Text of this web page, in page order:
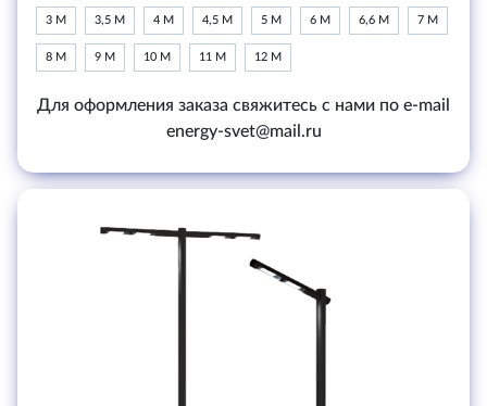
3 М 3,5 М 4 М 4,5 М 5 М 6 М 6,6 М 7 М
8 М 9 М 10 М 11 М 12 М
Для оформления заказа свяжитесь с нами по e-mail
energy-svet@mail.ru